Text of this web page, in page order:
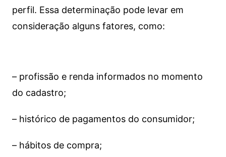
perfil. Essa determinação pode levar em
consideração alguns fatores, como:
– profissão e renda informados no momento
do cadastro;
– histórico de pagamentos do consumidor;
– hábitos de compra;